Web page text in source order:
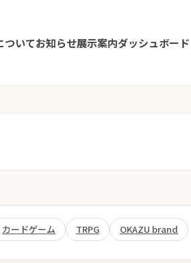
ついてお知らせ展示案内ダッシュボード
カードゲーム TRPG OKAZU brand